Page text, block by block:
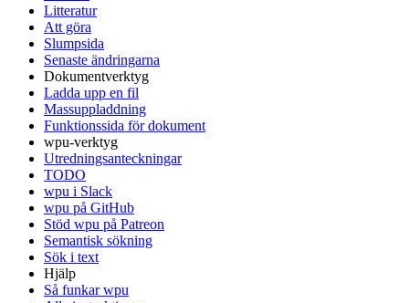
Litteratur
Att göra
Slumpsida
Senaste ändringarna
Dokumentverktyg
Ladda upp en fil
Massuppladdning
Funktionssida för dokument
wpu-verktyg
Utredningsanteckningar
TODO
wpu i Slack
wpu på GitHub
Stöd wpu på Patreon
Semantisk sökning
Sök i text
Hjälp
Så funkar wpu